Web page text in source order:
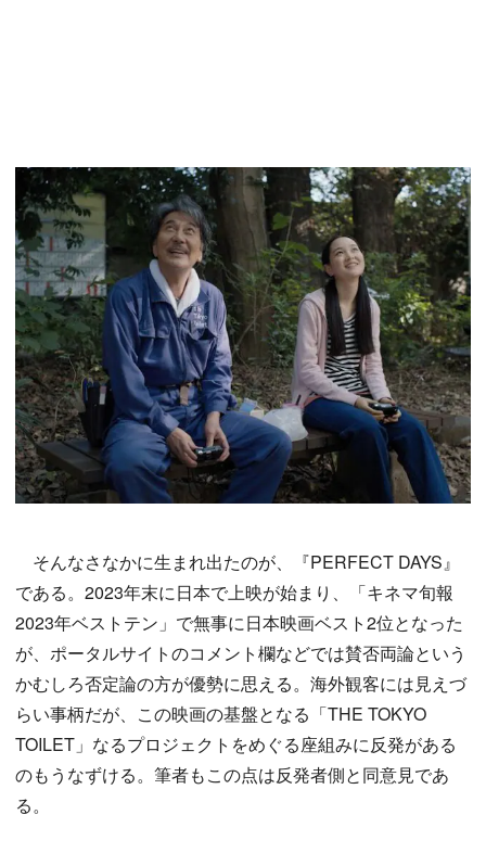
そんなさなかに生まれ出たのが、『PERFECT DAYS』
である。2023年末に日本で上映が始まり、「キネマ旬報
2023年ベストテン」で無事に日本映画ベスト2位となった
が、ポータルサイトのコメント欄などでは賛否両論という
かむしろ否定論の方が優勢に思える。海外観客には見えづ
らい事柄だが、この映画の基盤となる「THE TOKYO
TOILET」なるプロジェクトをめぐる座組みに反発がある
のもうなずける。筆者もこの点は反発者側と同意見であ
る。